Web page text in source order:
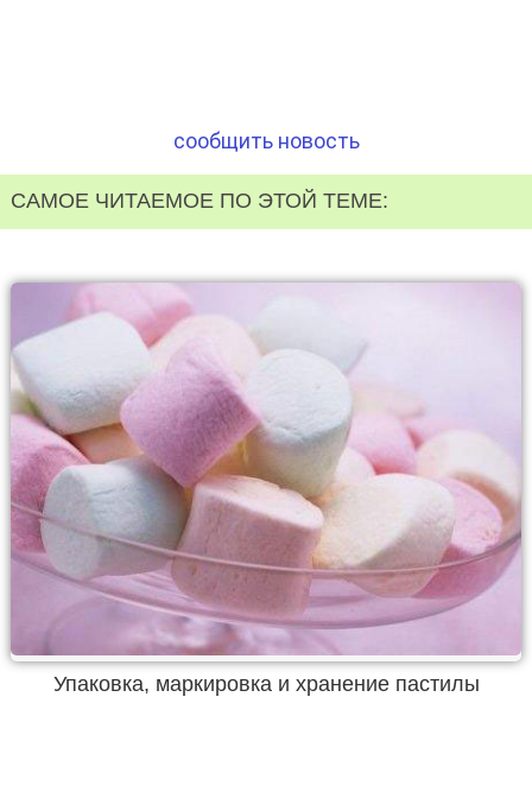
сообщить новость
САМОЕ ЧИТАЕМОЕ ПО ЭТОЙ ТЕМЕ:
Упаковка, маркировка и хранение пастилы